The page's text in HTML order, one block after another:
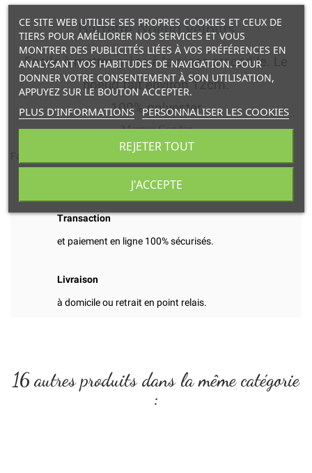
Barrette Noeud velours
Facile à mettre grâce à la pince crocodile.
noeud fait environ 12cm.
100% polyester
Marque Condor
Transaction
et paiement en ligne 100% sécurisés.
Livraison
à domicile ou retrait en point relais.
16 autres produits dans la même catégorie
:
CE SITE WEB UTILISE SES PROPRES COOKIES ET CEUX DE
TIERS POUR AMÉLIORER NOS SERVICES ET VOUS
MONTRER DES PUBLICITÉS LIÉES À VOS PRÉFÉRENCES EN
ANALYSANT VOS HABITUDES DE NAVIGATION. POUR
DONNER VOTRE CONSENTEMENT À SON UTILISATION,
APPUYEZ SUR LE BOUTON ACCEPTER.
PLUS D'INFORMATIONS PERSONNALISER LES COOKIES
REJETER TOUT
J'ACCEPTE